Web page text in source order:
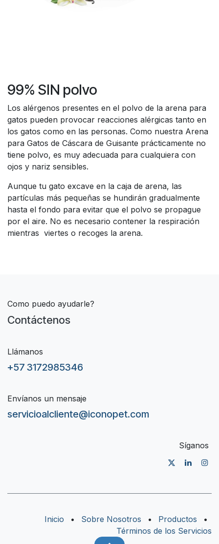
99% SIN polvo
Los alérgenos presentes en el polvo de la arena para
gatos pueden provocar reacciones alérgicas tanto en
los gatos como en las personas. Como nuestra Arena
para Gatos de Cáscara de Guisante prácticamente no
tiene polvo, es muy adecuada para cualquiera con
ojos y nariz sensibles.
Aunque tu gato excave en la caja de arena, las
partículas más pequeñas se hundirán gradualmente
hasta el fondo para evitar que el polvo se propague
por el aire. No es necesario contener la respiración
mientras viertes o recoges la arena.
Como puedo ayudarle?
Contáctenos
Llámanos
+57 3172985346
Envíanos un mensaje
servicioalcliente@iconopet.com
Síganos
Inicio • Sobre Nosotros • Productos
•
Términos de los Servicios